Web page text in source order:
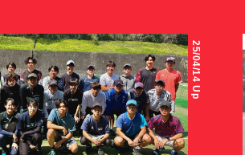
25/04/14 Up